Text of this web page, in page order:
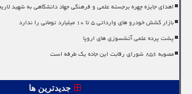
اهدای جایزه چهره برجسته علمی و فرهنگی جهاد دانشگاهی به شهید
بازار کشش خودرو های وارداتی ۵ تا ۱۰ میلیارد تومانی را ندارد
پشت پرده علمی آتشسوزی های اروپا
مصوبه ۸۵۶ شورای رقابت این جاده یک طرفه است
جدیدترین ها